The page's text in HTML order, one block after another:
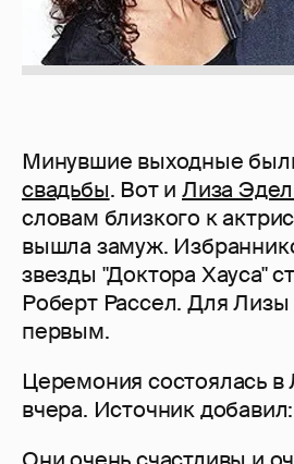
Минувшие выходные
свадьбы. Вот иЛиза
словам близкого к
вышла замуж.
звезды "Доктора Хауса"
Роберт Рассел. Для Лизы
первым.
Церемония состоялась
вчера. Источник добавил: